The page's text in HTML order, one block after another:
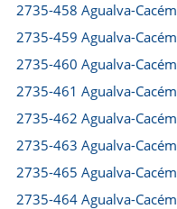
2735-458 Agualva-Cacém
2735-459 Agualva-Cacém
2735-460 Agualva-Cacém
2735-461 Agualva-Cacém
2735-462 Agualva-Cacém
2735-463 Agualva-Cacém
2735-465 Agualva-Cacém
2735-464 Agualva-Cacém